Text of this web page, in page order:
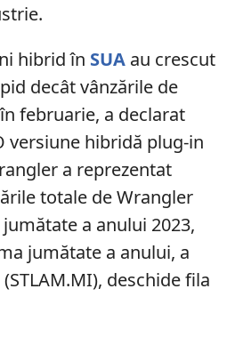
hibrid în SUAau crescut
decât vânzările de
februarie, a declarat
versiune hibridă plug-in
a reprezentat
totale de Wrangler
a anului 2023,
jumătate a anului, a
deschide fila